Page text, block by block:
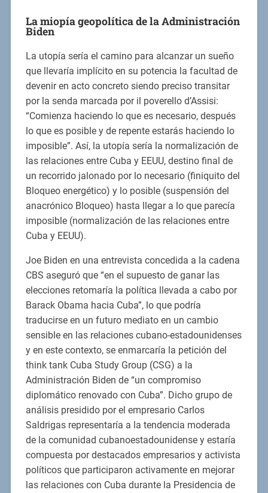
La miopía geopolítica de la Administración
Biden
La utopía sería el camino para alcanzar un sueño
que llevaría implícito en su potencia la facultad de
devenir en acto concreto siendo preciso transitar
por la senda marcada por il poverello d’Assisi:
“Comienza haciendo lo que es necesario, después
lo que es posible y de repente estarás haciendo lo
imposible”. Así, la utopía sería la normalización de
las relaciones entre Cuba y EEUU, destino final de
un recorrido jalonado por lo necesario (finiquito del
Bloqueo energético) y lo posible (suspensión del
anacrónico Bloqueo) hasta llegar a lo que parecía
imposible (normalización de las relaciones entre
Cuba y EEUU).
Joe Biden en una entrevista concedida a la cadena
CBS aseguró que “en el supuesto de ganar las
elecciones retomaría la política llevada a cabo por
Barack Obama hacia Cuba”, lo que podría
traducirse en un futuro mediato en un cambio
sensible en las relaciones cubano-estadounidenses
y en este contexto, se enmarcaría la petición del
think tank Cuba Study Group (CSG) a la
Administración Biden de “un compromiso
diplomático renovado con Cuba”. Dicho grupo de
análisis presidido por el empresario Carlos
Saldrigas representaría a la tendencia moderada
de la comunidad cubanoestadounidense y estaría
compuesta por destacados empresarios y activista
políticos que participaron activamente en mejorar
las relaciones con Cuba durante la Presidencia de